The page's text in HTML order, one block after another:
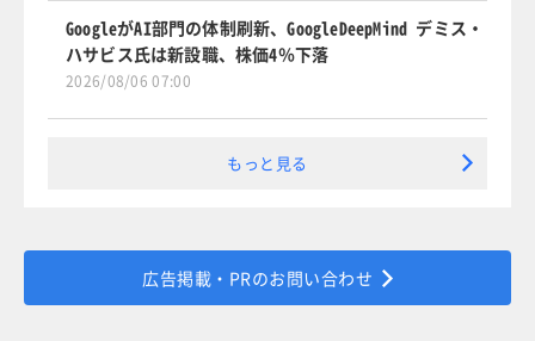
GoogleがAI部門の体制刷新、GoogleDeepMind デミス・
ハサビス氏は新設職、株価4％下落
2026/08/06 07:00
もっと見る
広告掲載・PRのお問い合わせ